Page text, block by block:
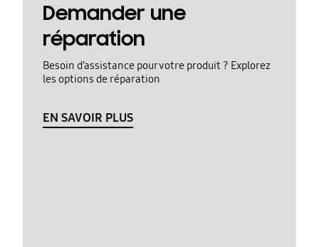
Demander une
réparation
Besoin d’assistance pour votre produit ? Explorez
les options de réparation
EN SAVOIR PLUS